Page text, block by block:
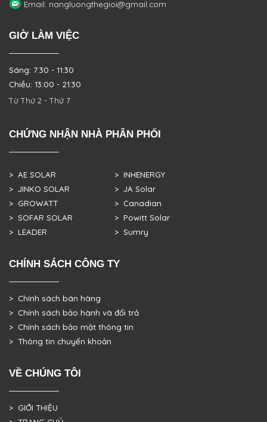
Email: nangluongthegioi@gmail.com
GIỜ LÀM VIỆC
Sáng: 7:30 - 11:30
Chiều: 13:00 - 21:30
Từ Thứ 2 - Thứ 7
CHỨNG NHẬN NHÀ PHÂN PHỐI
> AE SOLAR
> JINKO SOLAR
> GROWATT
> SOFAR SOLAR
> LEADER
> INHENERGY
> JA Solar
> Canadian
> Powitt Solar
> Sumry
CHÍNH SÁCH CÔNG TY
> Chính sách bán hàng
> Chính sách bảo hành và đổi trả
> Chính sách bảo mật thông tin
> Thông tin chuyển khoản
VỀ CHÚNG TÔI
> GIỚI THIỆU